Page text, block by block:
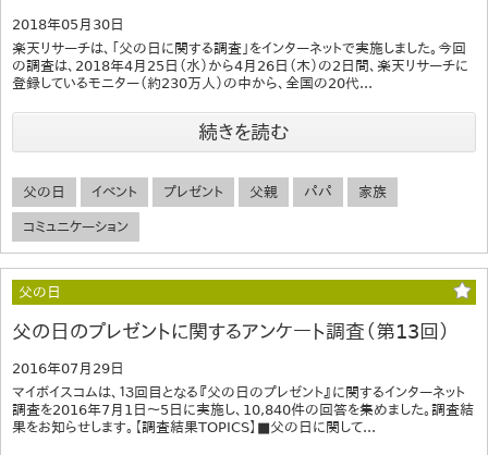
2018年05月30日
楽天リサーチは、「父の日に関する調査」をインターネットで実施しました。今回
の調査は、2018年4月25日（水）から4月26日（木）の2日間、楽天リサーチに
登録しているモニター（約230万人）の中から、全国の20代...
続きを読む
父の日 イベント プレゼント 父親 パパ 家族
コミュニケーション
父の日
父の日のプレゼントに関するアンケート調査（第13回）
2016年07月29日
マイボイスコムは、１３回目となる『父の日のプレゼント』に関するインターネット
調査を2016年7月1日～5日に実施し、10,840件の回答を集めました。調査結
果をお知らせします。【調査結果TOPICS】■父の日に関して...